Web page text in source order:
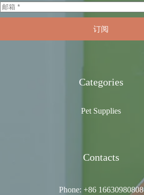
订阅
Categories
Pet Supplies
Contacts
Phone: +86 16630980808